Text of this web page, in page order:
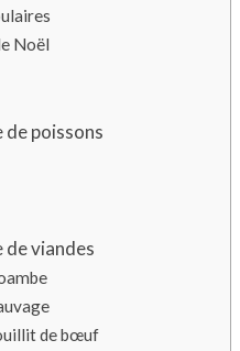
Noël
de poissons
de viandes
de bœuf